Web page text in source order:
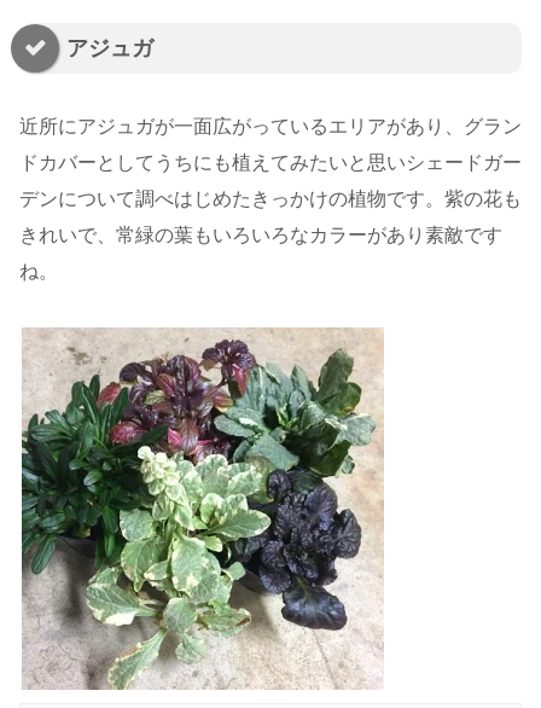
アジュガ
近所にアジュガが一面広がっているエリアがあり、グラン
ドカバーとしてうちにも植えてみたいと思いシェードガー
デンについて調べはじめたきっかけの植物です。紫の花も
きれいで、常緑の葉もいろいろなカラーがあり素敵です
ね。